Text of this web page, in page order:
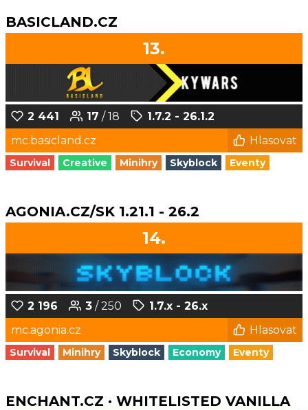
BASICLAND.CZ
13.
2 441 17 / 18
1.7.2 - 26.1.2
mc.basicland.cz
Hlasovat
Survival Creative Minihry Skyblock Eventy
AGONIA.CZ/SK 1.21.1 - 26.2
14.
2 196 3 / 250
1.7.x - 26.x
mc.agonia.cz
Hlasovat
Survival Minihry Skyblock Economy Eventy
ENCHANT.CZ · WHITELISTED VANILLA